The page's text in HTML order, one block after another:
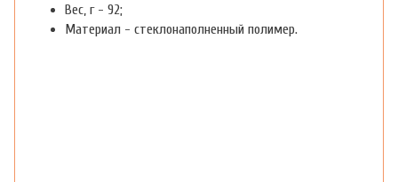
Вес, г - 92;
Материал - стеклонаполненный полимер.